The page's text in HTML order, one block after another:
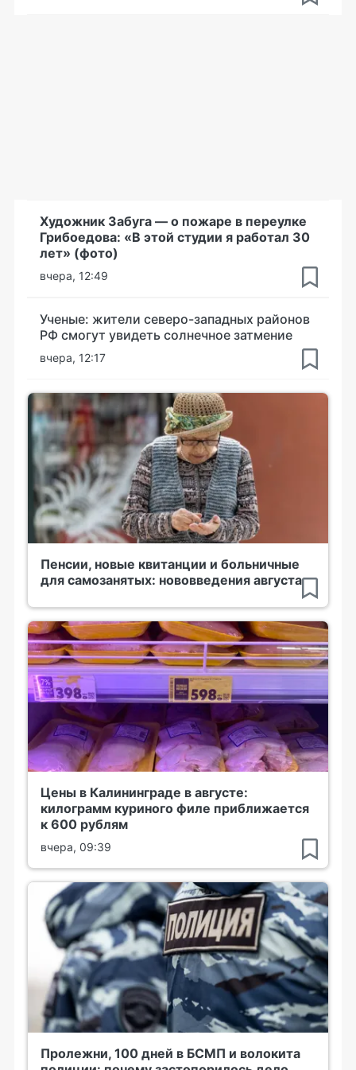
Художник Забуга — о пожаре в переулке
Грибоедова: «В этой студии я работал 30
лет» (фото)
вчера, 12:49
Ученые: жители северо-западных районов
РФ смогут увидеть солнечное затмение
вчера, 12:17
Пенсии, новые квитанции и больничные
для самозанятых: нововведения августа
Цены в Калининграде в августе:
килограмм куриного филе приближается
к 600 рублям
вчера, 09:39
Пролежни, 100 дней в БСМП и волокита